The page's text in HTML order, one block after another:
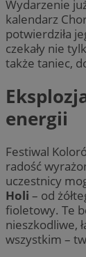
Wydarzenie
kalendarz
potwierdziła
czekały nie
także taniec,
energii
Festiwal
radość
uczestnicy
Holi – od
fioletowy. Te
nieszkodliwe,
wszystkim –